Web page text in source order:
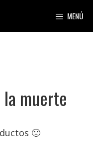
MENÚ
muerte
🙁